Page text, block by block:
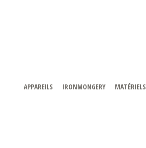
APPAREILS IRONMONGERY MATÉRIELS